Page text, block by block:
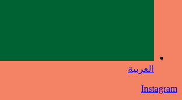
العربية
Instagram